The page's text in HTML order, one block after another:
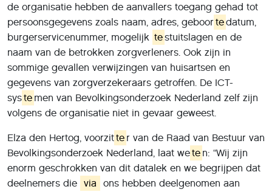
de organisatie hebben de aanvallers toegang gehad tot
persoonsgegevens zoals naam, adres, geboortedatum,
burgerservicenummer, mogelijk testuitslagen en de
naam van de betrokken zorgverleners. Ook zijn in
sommige gevallen verwijzingen van huisartsen en
gegevens van zorgverzekeraars getroffen. De ICT-
syste men van Bevolkingsonderzoek Nederland zelf zijn
volgens de organisatie niet in gevaar geweest.
Elza den Hertog, voorzitte r van de Raad van Bestuur van
Bevolkingsonderzoek Nederland, laat wete n: “Wij zijn
enorm geschrokken van dit datalek en we begrijpen dat
deelnemers die via
ons hebben deelgenomen aan